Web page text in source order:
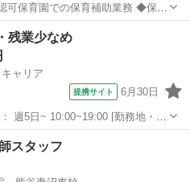
可保育園での保育補助業務 ◆保育
身の回りのお世話 ・お出迎え・
など ・連絡帳の記入など ※職
士
残業少なめ
ャリア
提携サイト 6月30日
等デイサービス エソラ 放課後等
スタッフ